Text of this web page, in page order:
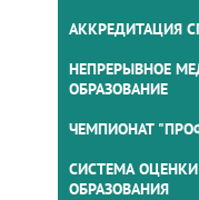
АККРЕДИТАЦИЯ
НЕПРЕРЫВНОЕ
ОБРАЗОВАНИЕ
ЧЕМПИОНАТ
СИСТЕМА
ОБРАЗОВАНИЯ